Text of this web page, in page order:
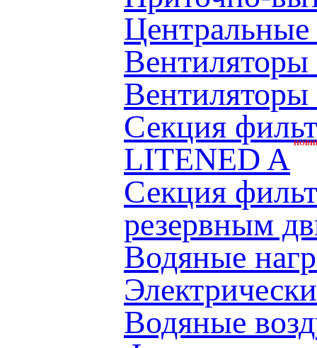
Секция
LITENED A
Секция
резервным
Водяные
Водяные